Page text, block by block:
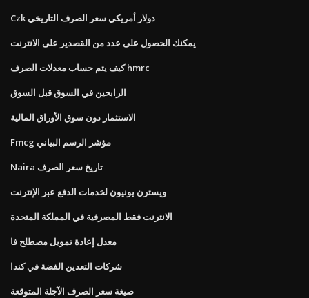
Czk دولار أمريكي سعر الصرف التاريخي
يمكنك الحصول على عدد من القصدير على الانترنت
كيف يتم حساب معدلات الصرف hmrc
الرابحين في السوق قبل السوق
الاستثمار دون سوق الأوراق المالية
Fmcg مؤشر الرسم البياني
Naira تاريخ سعر الصرف
ويسترن يونيون لخدمات الدفع عبر الإنترنت
الانترنت فقط المصرفية في المملكة المتحدة
معدل إعادة تمويل مصطلح فا
شركات التعدين الفضة في كندا
صيغة سعر الصرف الآجلة المتوقعة